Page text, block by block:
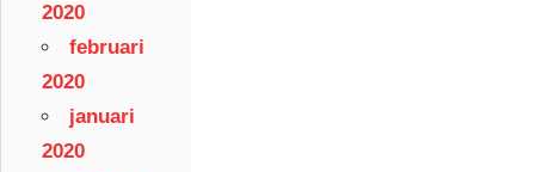
2020
februari
2020
januari
2020